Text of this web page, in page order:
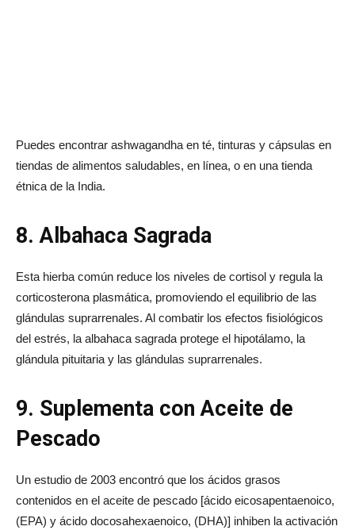
Puedes encontrar ashwagandha en té, tinturas y cápsulas en
tiendas de alimentos saludables, en línea, o en una tienda
étnica de la India.
8. Albahaca Sagrada
Esta hierba común reduce los niveles de cortisol y regula la
corticosterona plasmática, promoviendo el equilibrio de las
glándulas suprarrenales. Al combatir los efectos fisiológicos
del estrés, la albahaca sagrada protege el hipotálamo, la
glándula pituitaria y las glándulas suprarrenales.
9. Suplementa con Aceite de
Pescado
Un estudio de 2003 encontró que los ácidos grasos
contenidos en el aceite de pescado [ácido eicosapentaenoico,
(EPA) y ácido docosahexaenoico, (DHA)] inhiben la activación